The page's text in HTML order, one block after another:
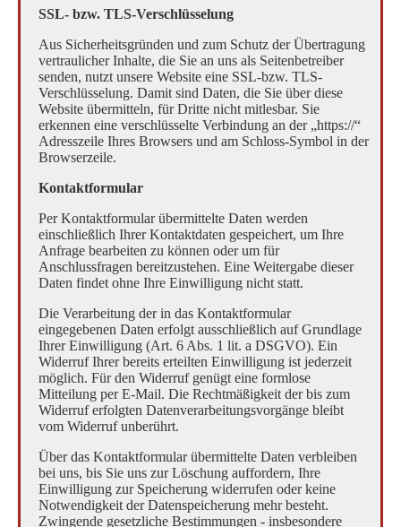
SSL- bzw. TLS-Verschlüsselung
Aus Sicherheitsgründen und zum Schutz der Übertragung
vertraulicher Inhalte, die Sie an uns als Seitenbetreiber
senden, nutzt unsere Website eine SSL-bzw. TLS-
Verschlüsselung. Damit sind Daten, die Sie über diese
Website übermitteln, für Dritte nicht mitlesbar. Sie
erkennen eine verschlüsselte Verbindung an der „https://“
Adresszeile Ihres Browsers und am Schloss-Symbol in der
Browserzeile.
Kontaktformular
Per Kontaktformular übermittelte Daten werden
einschließlich Ihrer Kontaktdaten gespeichert, um Ihre
Anfrage bearbeiten zu können oder um für
Anschlussfragen bereitzustehen. Eine Weitergabe dieser
Daten findet ohne Ihre Einwilligung nicht statt.
Die Verarbeitung der in das Kontaktformular
eingegebenen Daten erfolgt ausschließlich auf Grundlage
Ihrer Einwilligung (Art. 6 Abs. 1 lit. a DSGVO). Ein
Widerruf Ihrer bereits erteilten Einwilligung ist jederzeit
möglich. Für den Widerruf genügt eine formlose
Mitteilung per E-Mail. Die Rechtmäßigkeit der bis zum
Widerruf erfolgten Datenverarbeitungsvorgänge bleibt
vom Widerruf unberührt.
Über das Kontaktformular übermittelte Daten verbleiben
bei uns, bis Sie uns zur Löschung auffordern, Ihre
Einwilligung zur Speicherung widerrufen oder keine
Notwendigkeit der Datenspeicherung mehr besteht.
Zwingende gesetzliche Bestimmungen - insbesondere